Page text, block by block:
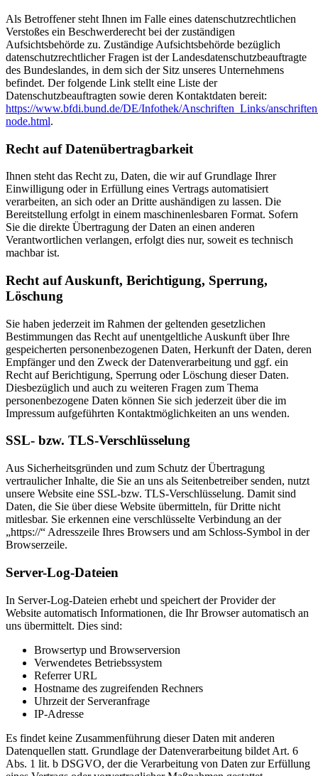
Als Betroffener steht Ihnen im Falle eines datenschutzrechtlichen
Verstoßes ein Beschwerderecht bei der zuständigen
Aufsichtsbehörde zu. Zuständige Aufsichtsbehörde bezüglich
datenschutzrechtlicher Fragen ist der Landesdatenschutzbeauftragte
des Bundeslandes, in dem sich der Sitz unseres Unternehmens
befindet. Der folgende Link stellt eine Liste der
Datenschutzbeauftragten sowie deren Kontaktdaten bereit:
https://www.bfdi.bund.de/DE/Infothek/Anschriften_Links/
node.html.
Recht auf Datenübertragbarkeit
Ihnen steht das Recht zu, Daten, die wir auf Grundlage Ihrer
Einwilligung oder in Erfüllung eines Vertrags automatisiert
verarbeiten, an sich oder an Dritte aushändigen zu lassen. Die
Bereitstellung erfolgt in einem maschinenlesbaren Format. Sofern
Sie die direkte Übertragung der Daten an einen anderen
Verantwortlichen verlangen, erfolgt dies nur, soweit es technisch
machbar ist.
Recht auf Auskunft, Berichtigung, Sperrung,
Löschung
Sie haben jederzeit im Rahmen der geltenden gesetzlichen
Bestimmungen das Recht auf unentgeltliche Auskunft über Ihre
gespeicherten personenbezogenen Daten, Herkunft der Daten, deren
Empfänger und den Zweck der Datenverarbeitung und ggf. ein
Recht auf Berichtigung, Sperrung oder Löschung dieser Daten.
Diesbezüglich und auch zu weiteren Fragen zum Thema
personenbezogene Daten können Sie sich jederzeit über die im
Impressum aufgeführten Kontaktmöglichkeiten an uns wenden.
SSL- bzw. TLS-Verschlüsselung
Aus Sicherheitsgründen und zum Schutz der Übertragung
vertraulicher Inhalte, die Sie an uns als Seitenbetreiber senden, nutzt
unsere Website eine SSL-bzw. TLS-Verschlüsselung. Damit sind
Daten, die Sie über diese Website übermitteln, für Dritte nicht
mitlesbar. Sie erkennen eine verschlüsselte Verbindung an der
„https://“ Adresszeile Ihres Browsers und am Schloss-Symbol in der
Browserzeile.
Server-Log-Dateien
In Server-Log-Dateien erhebt und speichert der Provider der
Website automatisch Informationen, die Ihr Browser automatisch an
uns übermittelt. Dies sind:
Browsertyp und Browserversion
Verwendetes Betriebssystem
Referrer URL
Hostname des zugreifenden Rechners
Uhrzeit der Serveranfrage
IP-Adresse
Es findet keine Zusammenführung dieser Daten mit anderen
Datenquellen statt. Grundlage der Datenverarbeitung bildet Art. 6
Abs. 1 lit. b DSGVO, der die Verarbeitung von Daten zur Erfüllung